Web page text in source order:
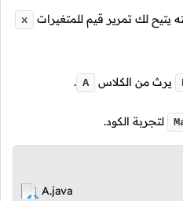
يتيح لك تمرير قيم للمتغيرات x
يرث من الكلاس A
.
لتجربة الكود.
A.java